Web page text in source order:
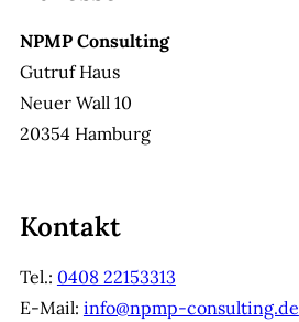
NPMP Consulting
Gutruf Haus
Neuer Wall 10
20354 Hamburg
Kontakt
Tel.: 0408 22153313
E-Mail: info@npmp-consulting.de